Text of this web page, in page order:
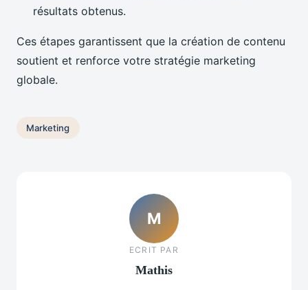
résultats obtenus.
Ces étapes garantissent que la création de contenu
soutient et renforce votre stratégie marketing
globale.
Marketing
M
ECRIT PAR
Mathis